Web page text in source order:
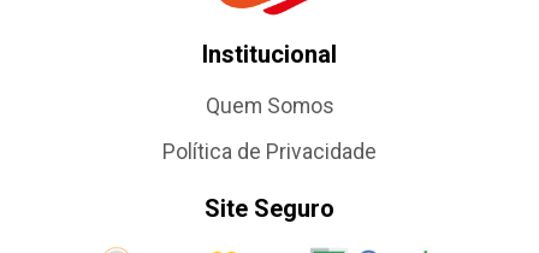
Institucional
Quem Somos
Política de Privacidade
Site Seguro